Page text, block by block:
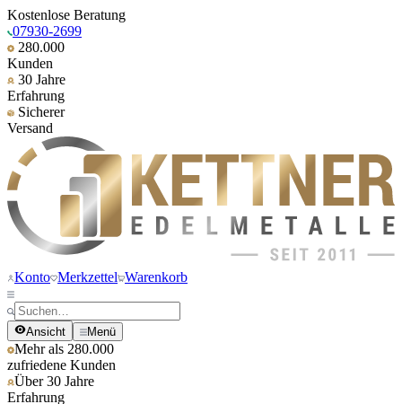
Kostenlose Beratung
07930-2699
280.000
Kunden
30 Jahre
Erfahrung
Sicherer
Versand
Konto Merkzettel Warenkorb
Ansicht Menü
Mehr als 280.000
zufriedene Kunden
Über 30 Jahre
Erfahrung